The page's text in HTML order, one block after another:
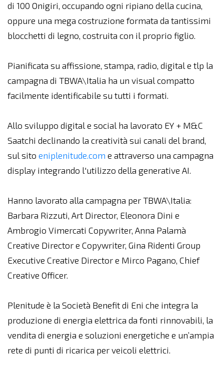
di 100 Onigiri, occupando ogni ripiano della cucina,
oppure una mega costruzione formata da tantissimi
blocchetti di legno, costruita con il proprio figlio.
Pianificata su affissione, stampa, radio, digital e tlp la
campagna di TBWA\Italia ha un visual compatto
facilmente identificabile su tutti i formati.
Allo sviluppo digital e social ha lavorato EY + M&C
Saatchi declinando la creatività sui canali del brand,
sul sito eniplenitude.com e attraverso una campagna
display integrando l'utilizzo della generative AI.
Hanno lavorato alla campagna per TBWA\Italia:
Barbara Rizzuti, Art Director, Eleonora Dini e
Ambrogio Vimercati Copywriter, Anna Palamà
Creative Director e Copywriter, Gina Ridenti Group
Executive Creative Director e Mirco Pagano, Chief
Creative Officer.
Plenitude è la Società Benefit di Eni che integra la
produzione di energia elettrica da fonti rinnovabili, la
vendita di energia e soluzioni energetiche e un’ampia
rete di punti di ricarica per veicoli elettrici.